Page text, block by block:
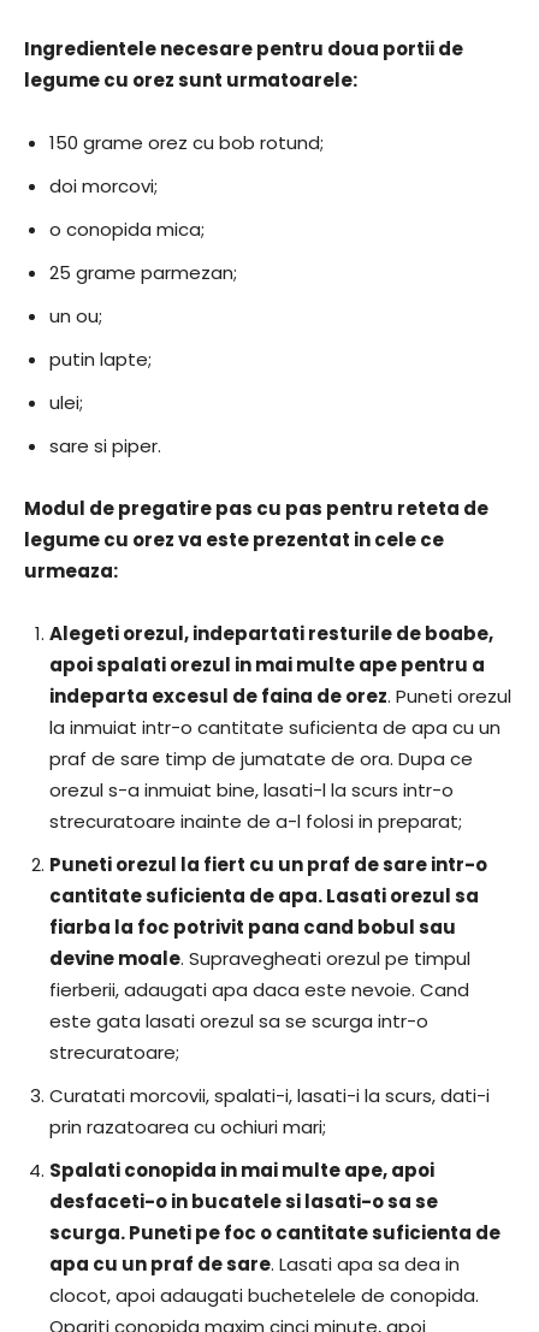
Ingredientele necesare pentru doua portii de
legume cu orez sunt urmatoarele:
150 grame orez cu bob rotund;
doi morcovi;
o conopida mica;
25 grame parmezan;
un ou;
putin lapte;
ulei;
sare si piper.
Modul de pregatire pas cu pas pentru reteta de
legume cu orez va este prezentat in cele ce
urmeaza:
Alegeti orezul, indepartati resturile de boabe,
apoi spalati orezul in mai multe ape pentru a
indeparta excesul de faina de orez. Puneti orezul
la inmuiat intr-o cantitate suficienta de apa cu un
praf de sare timp de jumatate de ora. Dupa ce
orezul s-a inmuiat bine, lasati-l la scurs intr-o
strecuratoare inainte de a-l folosi in preparat;
Puneti orezul la fiert cu un praf de sare intr-o
cantitate suficienta de apa. Lasati orezul sa
fiarba la foc potrivit pana cand bobul sau
devine moale. Supravegheati orezul pe timpul
fierberii, adaugati apa daca este nevoie. Cand
este gata lasati orezul sa se scurga intr-o
strecuratoare;
Curatati morcovii, spalati-i, lasati-i la scurs, dati-i
prin razatoarea cu ochiuri mari;
Spalati conopida in mai multe ape, apoi
desfaceti-o in bucatele si lasati-o sa se
scurga. Puneti pe foc o cantitate suficienta de
apa cu un praf de sare. Lasati apa sa dea in
clocot, apoi adaugati buchetelele de conopida.
Opariti conopida maxim cinci minute, apoi